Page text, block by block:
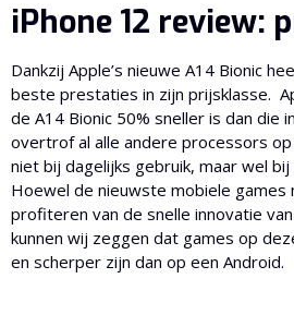
iPhone 12 review:
Dankzij Apple’s nieuwe A14 Bionic
beste prestaties in zijn prijsklasse.
de A14 Bionic 50% sneller is dan die
overtrof al alle andere processors
niet bij dagelijks gebruik, maar wel
Hoewel de nieuwste mobiele games
profiteren van de snelle innovatie
kunnen wij zeggen dat games op
en scherper zijn dan op een Android.